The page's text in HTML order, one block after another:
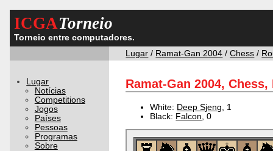
ICGATorneio
Torneio entre computadores.
Lugar / Ramat-Gan 2004 /Chess /
Lugar
Notícias
Competitions
Jogos
Países
Pessoas
Programas
Sobre
Ramat-Gan 2004,
White: Deep Sjeng , 1
Black: Falcon , 0